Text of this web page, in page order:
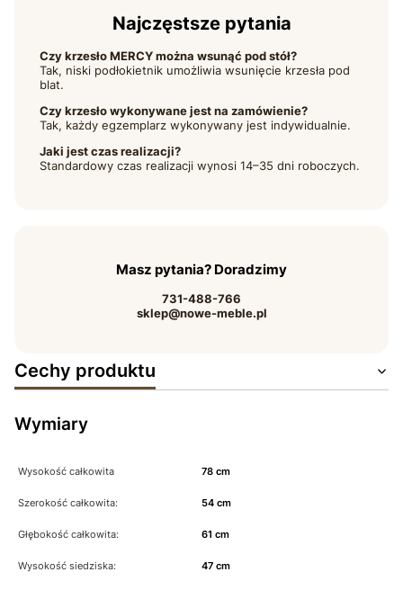
Najczęstsze pytania
Czy krzesło MERCY można wsunąć pod stół?
Tak, niski podłokietnik umożliwia wsunięcie krzesła pod
blat.
Czy krzesło wykonywane jest na zamówienie?
Tak, każdy egzemplarz wykonywany jest indywidualnie.
Jaki jest czas realizacji?
Standardowy czas realizacji wynosi 14–35 dni roboczych.
Masz pytania? Doradzimy
731-488-766
sklep@nowe-meble.pl
Cechy produktu
Wymiary
Wysokość całkowita 78 cm
Szerokość całkowita: 54 cm
Głębokość całkowita: 61 cm
Wysokość siedziska: 47 cm